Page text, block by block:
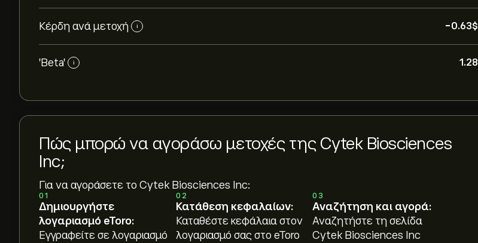
Κέρδη ανά μετοχή i -0.63‎$‎
'Beta' i 1.28
Πώς μπορώ να αγοράσω μετοχές της Cytek Biosciences
Inc;
Για να αγοράσετε το Cytek Biosciences Inc:
01
Δημιουργήστε
λογαριασμό eToro:
Εγγραφείτε σε λογαριασμό
02
Κατάθεση κεφαλαίων:
Καταθέστε κεφάλαια στον
λογαριασμό σας στο eToro
03
Αναζήτηση και αγορά:
Αναζητήστε τη σελίδα
Cytek Biosciences Inc